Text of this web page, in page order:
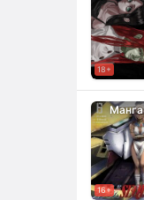
18+
Манга
16+